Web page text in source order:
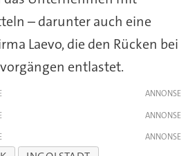
– darunter auch eine
Laevo, die den Rücken bei
entlastet.